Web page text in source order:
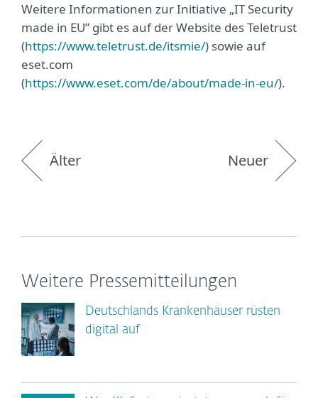
Weitere Informationen zur Initiative „IT Security
made in EU” gibt es auf der Website des Teletrust
(https://www.teletrust.de/itsmie/) sowie auf
eset.com
(https://www.eset.com/de/about/made-in-eu/).
Älter Neuer
Weitere Pressemitteilungen
Deutschlands Krankenhäuser rüsten
digital auf